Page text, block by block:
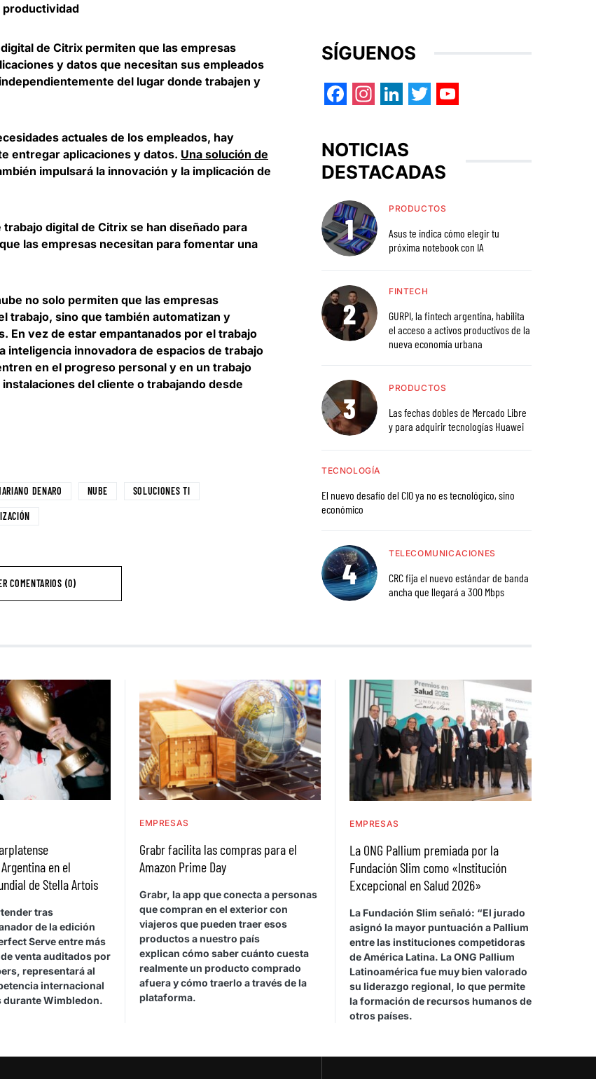
productividad
de Citrix permiten que las empresas
y datos que necesitan sus empleados
del lugar donde trabajen y
actuales de los empleados, hay
entregar aplicaciones y datos. Una solución de
impulsará la innovación y la implicación de
digital de Citrix se han diseñado para
las empresas necesitan para fomentar una
no solo permiten que las empresas
trabajo, sino que también automatizan y
En vez de estar empantanados por el trabajo
inteligencia innovadora de espacios de trabajo
en el progreso personal y en un trabajo
del cliente o trabajando desde
DENARO NUBE SOLUCIONES TI
COMENTARIOS (0)
SÍGUENOS
NOTICIAS
DESTACADAS
PRODUCTOS
Asus te indica cómo elegir tu
próxima notebook con IA
FINTECH
GURPI, la fintech argentina, habilita
el acceso a activos productivos de la
nueva economía urbana
PRODUCTOS
Las fechas dobles de Mercado Libre
y para adquirir tecnologías Huawei
TECNOLOGÍA
El nuevo desafío del CIO ya no es tecnológico, sino
económico
TELECOMUNICACIONES
CRC fija el nuevo estándar de banda
ancha que llegará a 300 Mbps
en el
de Stella Artois
tras
de la edición
Serve entre más
venta auditados por
representará al
internacional
durante Wimbledon.
EMPRESAS
Grabr facilita las compras para el
Amazon Prime Day
Grabr, la app que conecta a personas
que compran en el exterior con
viajeros que pueden traer esos
productos a nuestro país
explican cómo saber cuánto cuesta
realmente un producto comprado
afuera y cómo traerlo a través de la
plataforma.
EMPRESAS
La ONG Pallium premiada por la
Fundación Slim como «Institución
Excepcional en Salud 2026»
La Fundación Slim señaló: “El jurado
asignó la mayor puntuación a Pallium
entre las instituciones competidoras
de América Latina. La ONG Pallium
Latinoamérica fue muy bien valorado
su liderazgo regional, lo que permite
la formación de recursos humanos de
otros países.